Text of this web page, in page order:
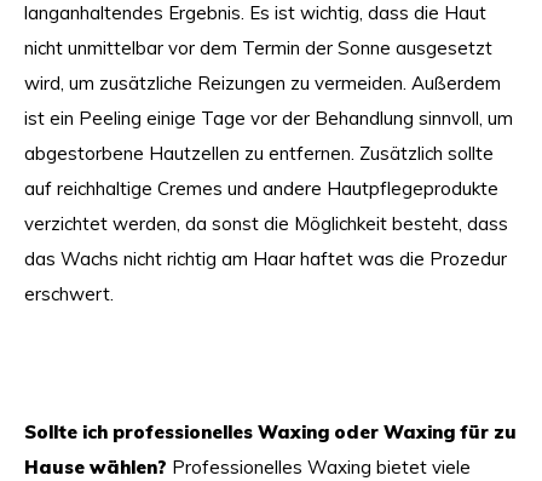
langanhaltendes Ergebnis. Es ist wichtig, dass die Haut
nicht unmittelbar vor dem Termin der Sonne ausgesetzt
wird, um zusätzliche Reizungen zu vermeiden. Außerdem
ist ein Peeling einige Tage vor der Behandlung sinnvoll, um
abgestorbene Hautzellen zu entfernen. Zusätzlich sollte
auf reichhaltige Cremes und andere Hautpflegeprodukte
verzichtet werden, da sonst die Möglichkeit besteht, dass
das Wachs nicht richtig am Haar haftet was die Prozedur
erschwert.
Sollte ich professionelles Waxing oder Waxing für zu
Hause wählen? Professionelles Waxing bietet viele